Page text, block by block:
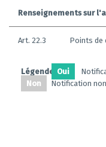
Renseignements sur
Art. 22.3 Points de
Légendes:Oui
Non
Notification